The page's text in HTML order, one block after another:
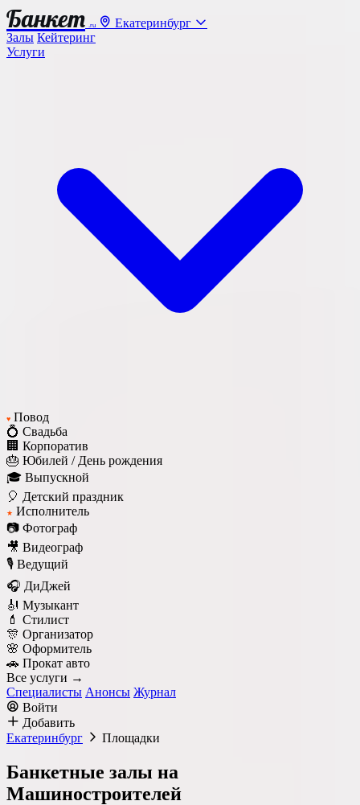
Банкет .ru
Екатеринбург
Залы Кейтеринг
Услуги
♥ Повод
💍 Свадьба
🏢 Корпоратив
🎂 Юбилей / День рождения
🎓 Выпускной
🎈 Детский праздник
★ Исполнитель
📷 Фотограф
🎥 Видеограф
🎙️ Ведущий
🎧 ДиДжей
🎻 Музыкант
💄 Стилист
🎊 Организатор
🌸 Оформитель
🚗 Прокат авто
Все услуги →
Специалисты Анонсы Журнал
Войти
Добавить
Екатеринбург
Площадки
Банкетные залы на
Машиностроителей